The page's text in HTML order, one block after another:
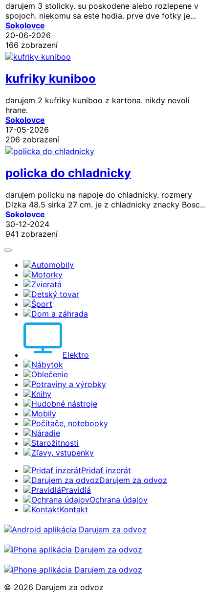
darujem 3 stolicky. su poskodene alebo rozlepene v
spojoch. niekomu sa este hodia. prve dve fotky je...
Sokolovce
20-06-2026
166 zobrazení
kufriky kuniboo
darujem 2 kufriky kuniboo z kartona. nikdy nevoli
hrane.
Sokolovce
17-05-2026
206 zobrazení
policka do chladnicky
darujem policku na napoje do chladnicky. rozmery
Dlzka 48.5 sirka 27 cm. je z chladnicky znacky Bosc...
Sokolovce
30-12-2024
941 zobrazení
Automobily
Motorky
Zvieratá
Detský tovar
Šport
Dom a záhrada
Elektro
Nábytok
Oblečenie
Potraviny a výrobky
Knihy
Hudobné nástroje
Mobily
Počítače, notebooky
Náradie
Starožitnosti
Zľavy, vstupenky
Pridať inzerát
Darujem za odvoz
Pravidlá
Ochrana údajov
Kontakt
© 2026 Darujem za odvoz